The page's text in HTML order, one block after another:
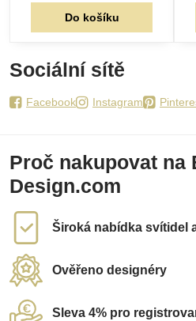
Do košíku
Sociální sítě
Facebook Instagram
Proč nakupovat na
Design.com
Široká nabídka svítidel
Ověřeno designéry
Sleva 4% pro